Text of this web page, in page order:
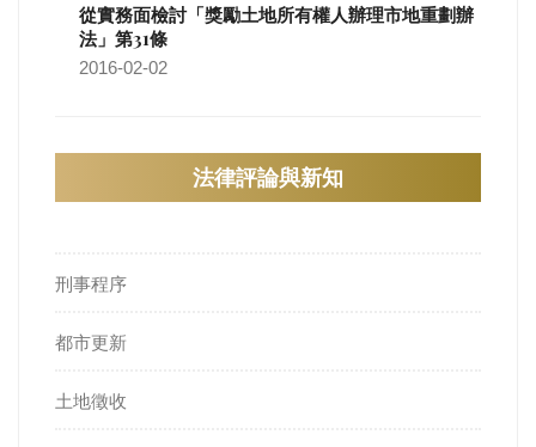
從實務面檢討「獎勵土地所有權人辦理市地重劃辦
法」第31條
2016-02-02
法律評論與新知
刑事程序
都市更新
土地徵收